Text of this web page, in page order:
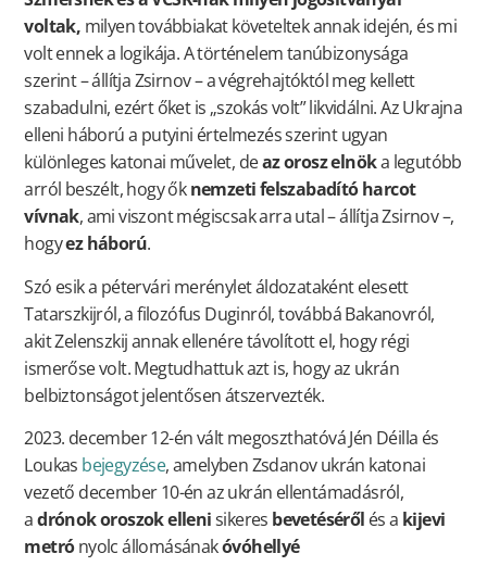
voltak, milyen továbbiakat követeltek annak idején, és mi
volt ennek a logikája. A történelem tanúbizonysága
szerint – állítja Zsirnov – a végrehajtóktól meg kellett
szabadulni, ezért őket is „szokás volt” likvidálni. Az Ukrajna
elleni háború a putyini értelmezés szerint ugyan
különleges katonai művelet, deaz orosz elnöka legutóbb
arról beszélt, hogy őknemzeti felszabadító harcot
vívnak, ami viszont mégiscsak arra utal – állítja Zsirnov –,
hogyez háború.
Szó esik a pétervári merénylet áldozataként elesett
Tatarszkijról, a filozófus Duginról, továbbá Bakanovról,
akit Zelenszkij annak ellenére távolított el, hogy régi
ismerőse volt. Megtudhattuk azt is, hogy az ukrán
belbiztonságot jelentősen átszervezték.
2023. december 12-én vált megoszthatóvá Jén Déilla és
Loukas bejegyzése, amelyben Zsdanov ukrán katonai
vezető december 10-én az ukrán ellentámadásról,
adrónok oroszok ellenisikeres bevetéséről és a kijevi
metrónyolc állomásánakóvóhellyé